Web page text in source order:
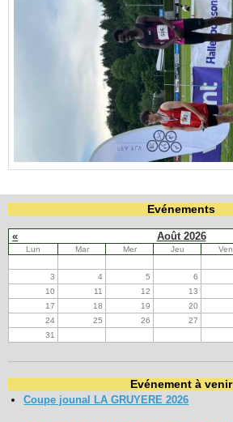
Evénements
« Août 2026
Lun Mar Mer Jeu Ven
3
4 5 6
10
11 12 13
17
18 19 20
24
25 26 27
31
Evénement à venir
Coupe jounal LA GRUYERE 2026